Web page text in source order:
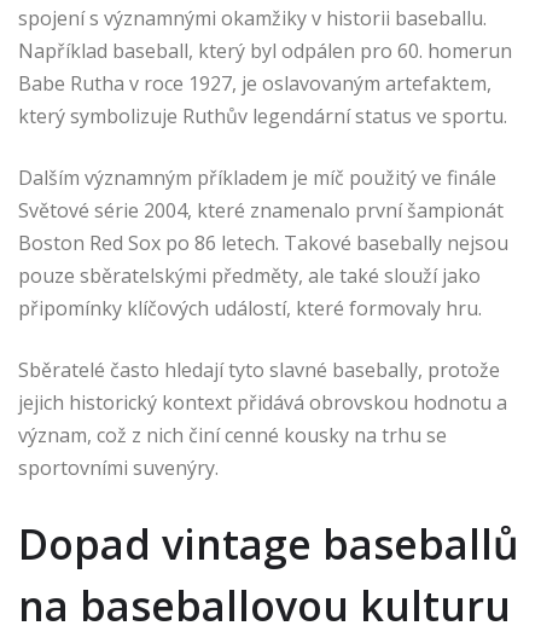
spojení s významnými okamžiky v historii baseballu.
Například baseball, který byl odpálen pro 60. homerun
Babe Rutha v roce 1927, je oslavovaným artefaktem,
který symbolizuje Ruthův legendární status ve sportu.
Dalším významným příkladem je míč použitý ve finále
Světové série 2004, které znamenalo první šampionát
Boston Red Sox po 86 letech. Takové basebally nejsou
pouze sběratelskými předměty, ale také slouží jako
připomínky klíčových událostí, které formovaly hru.
Sběratelé často hledají tyto slavné basebally, protože
jejich historický kontext přidává obrovskou hodnotu a
význam, což z nich činí cenné kousky na trhu se
sportovními suvenýry.
Dopad vintage baseballů
na baseballovou kulturu